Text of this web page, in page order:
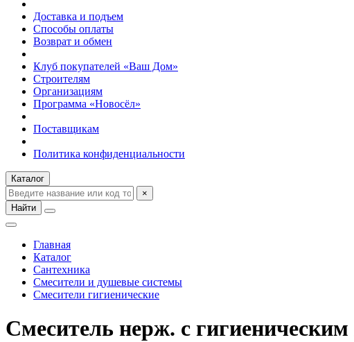
Доставка и подъем
Способы оплаты
Возврат и обмен
Клуб покупателей «Ваш Дом»
Строителям
Организациям
Программа «Новосёл»
Поставщикам
Политика конфиденциальности
Каталог
×
Найти
Главная
Каталог
Сантехника
Смесители и душевые системы
Смесители гигиенические
Смеситель нерж. с